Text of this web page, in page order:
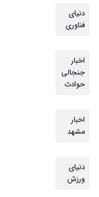
دنیای
فناوری
اخبار
جنجالی
حوادث
اخبار
مشهد
دنیای
ورزش